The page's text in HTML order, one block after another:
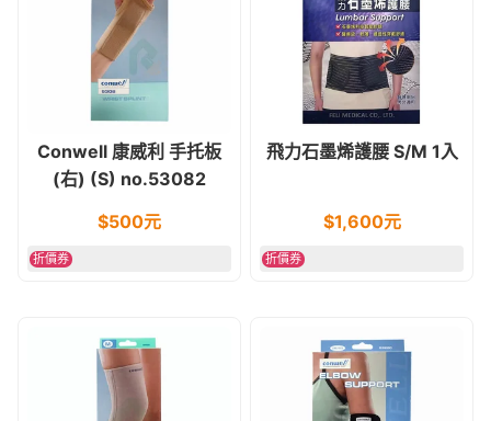
Conwell 康威利 手托板
(右) (S) no.53082
$500元
折價券
飛力石墨烯護腰 S/M 1入
$1,600元
折價券